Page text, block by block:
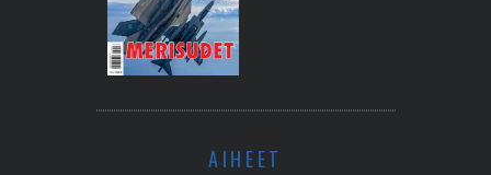
AIHEET